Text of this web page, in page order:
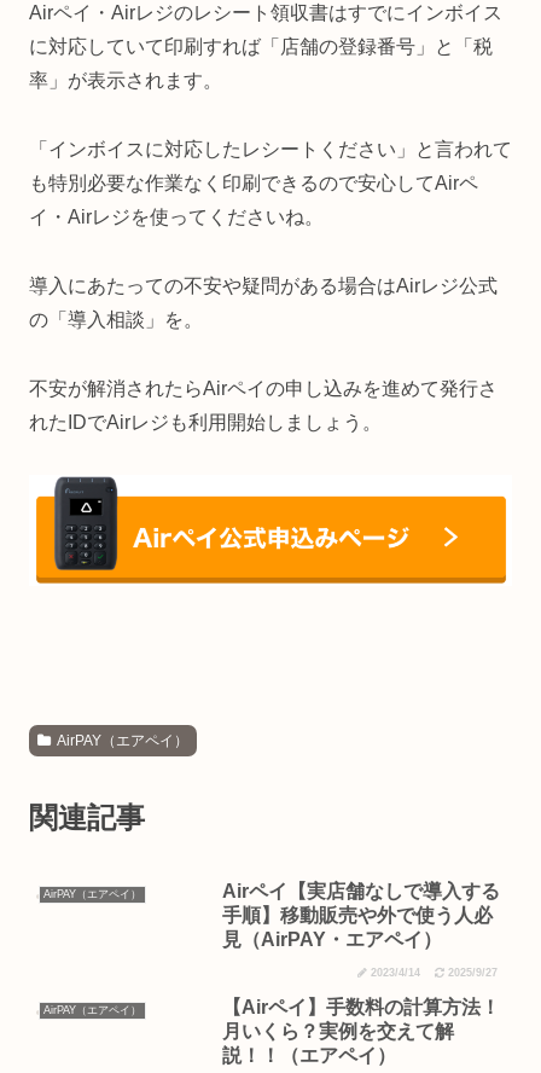
Airペイ・Airレジのレシート領収書はすでにインボイス
に対応していて印刷すれば「店舗の登録番号」と「税
率」が表示されます。
「インボイスに対応したレシートください」と言われて
も特別必要な作業なく印刷できるので安心してAirペ
イ・Airレジを使ってくださいね。
導入にあたっての不安や疑問がある場合はAirレジ公式
の「導入相談」を。
不安が解消されたらAirペイの申し込みを進めて発行さ
れたIDでAirレジも利用開始しましょう。
AirPAY（エアペイ）
関連記事
AirPAY（エアペイ）
Airペイ【実店舗なしで導入する
手順】移動販売や外で使う人必
見（AirPAY・エアペイ）
2023/4/14 2025/9/27
AirPAY（エアペイ）
【Airペイ】手数料の計算方法！
月いくら？実例を交えて解
説！！（エアペイ）